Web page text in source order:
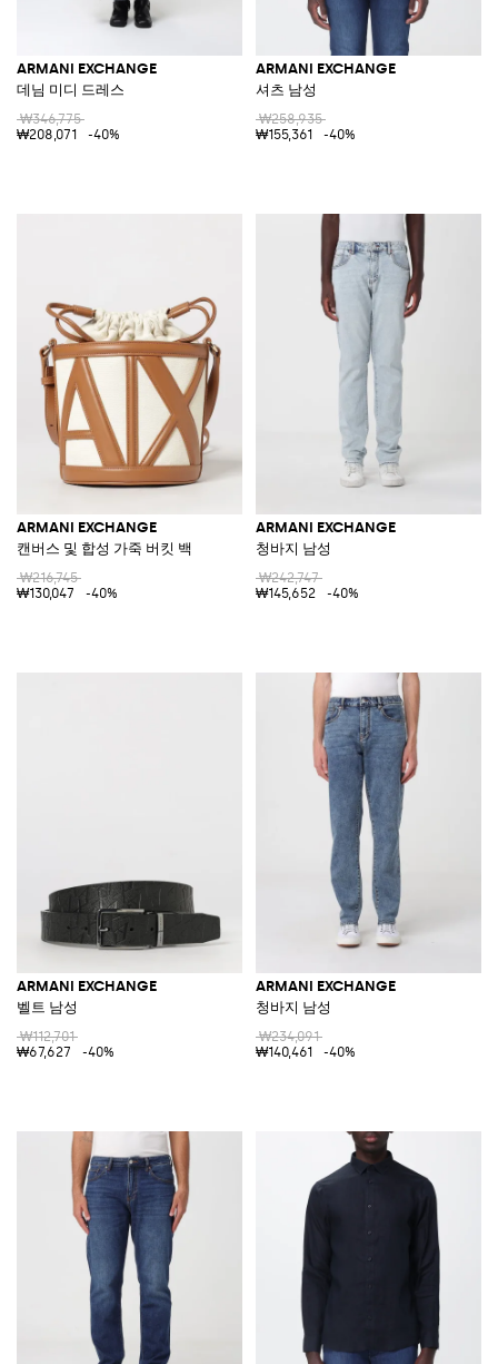
ARMANI EXCHANGE
데님 미디 드레스
₩346,775
₩208,071
-40%
ARMANI EXCHANGE
셔츠 남성
₩258,935
₩155,361
-40%
ARMANI EXCHANGE
캔버스 및 합성 가죽 버킷 백
₩216,745
₩130,047
-40%
ARMANI EXCHANGE
청바지 남성
₩242,747
₩145,652
-40%
ARMANI EXCHANGE
벨트 남성
₩112,701
₩67,627
-40%
ARMANI EXCHANGE
청바지 남성
₩234,091
₩140,461
-40%